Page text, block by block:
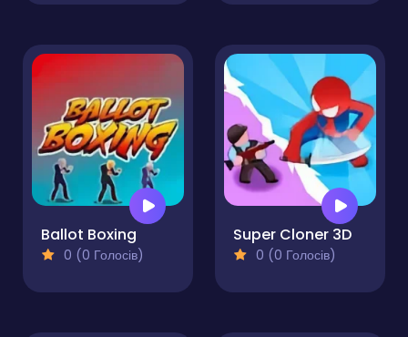
Ballot Boxing
0 (0 Голосів)
Super Cloner 3D
0 (0 Голосів)